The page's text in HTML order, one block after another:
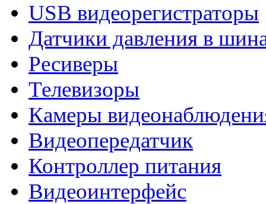
USB видеорегистраторы
Датчики давления в
Ресиверы
Телевизоры
Камеры
Видеопередатчик
Контроллер питания
Видеоинтерфейс